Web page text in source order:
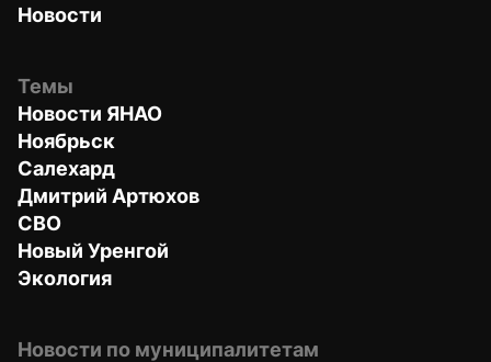
Новости
Темы
Новости ЯНАО
Ноябрьск
Салехард
Дмитрий Артюхов
СВО
Новый Уренгой
Экология
Новости по муниципалитетам